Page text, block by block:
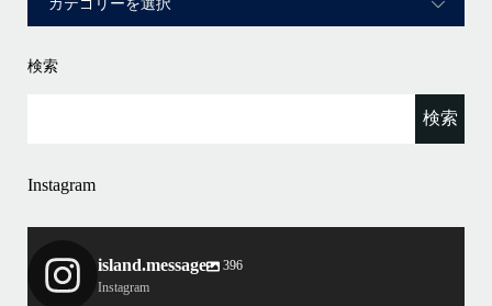
検索
Instagram
island.message
396
Instagram